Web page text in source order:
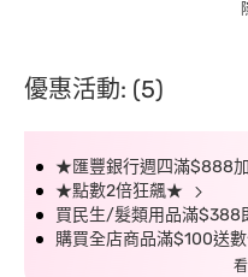
優惠活動: (5)
★匯豐銀行週四滿$888
★點數2倍狂飆★
買民生/髮類用品滿$388
購買全店商品滿$100送